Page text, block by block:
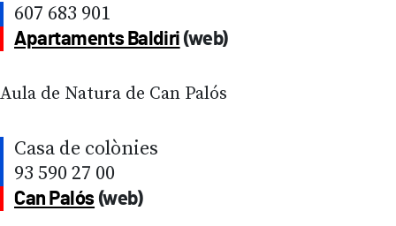
607 683 901
Apartaments Baldiri(web)
Aula de Natura de Can Palós
Casa de colònies
93 590 27 00
Can Palós(web)